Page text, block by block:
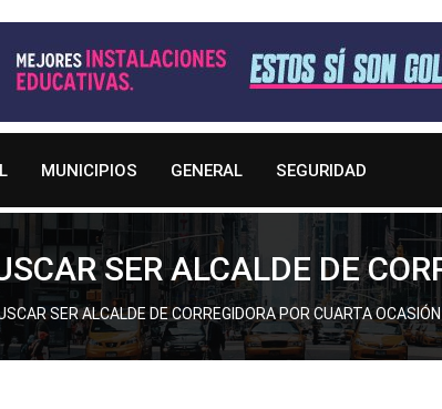
MUNICIPIOS GENERAL SEGURIDAD
SER ALCALDE DE
SER ALCALDE DE CORREGIDORA POR CUARTA OCASIÓN